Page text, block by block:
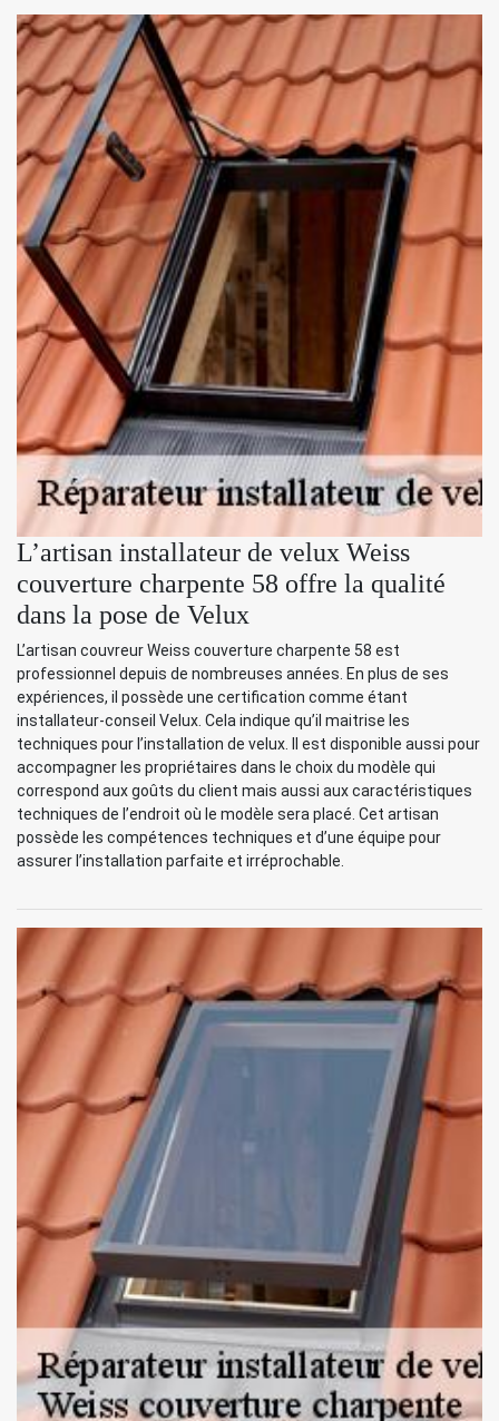
L’artisan installateur de velux Weiss
couverture charpente 58 offre la qualité
dans la pose de Velux
L’artisan couvreur Weiss couverture charpente 58 est
professionnel depuis de nombreuses années. En plus de ses
expériences, il possède une certification comme étant
installateur-conseil Velux. Cela indique qu’il maitrise les
techniques pour l’installation de velux. Il est disponible aussi pour
accompagner les propriétaires dans le choix du modèle qui
correspond aux goûts du client mais aussi aux caractéristiques
techniques de l’endroit où le modèle sera placé. Cet artisan
possède les compétences techniques et d’une équipe pour
assurer l’installation parfaite et irréprochable.